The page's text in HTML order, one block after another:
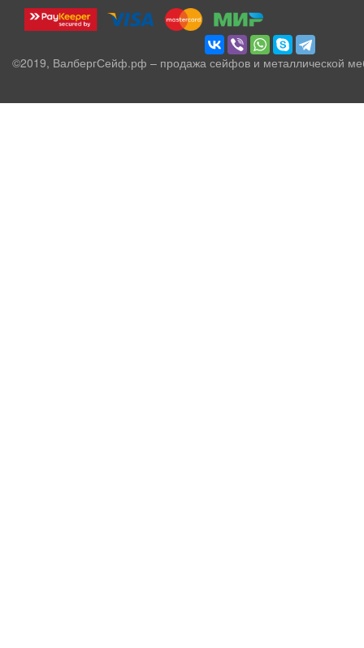
©2019, ВалбергСейф.рф – продажа сейфов и металлической